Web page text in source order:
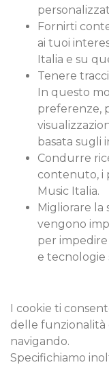
Fornirti
ai tuoi
Italia e su
Tenere
In questo
preferenze,
basata sugli
Condurre
contenuto, i
Music Italia.
Migliorare la
vengono
per impedire
e tecnologie
I cookie ti
delle funzionalità
navigando.
Specifichiamo